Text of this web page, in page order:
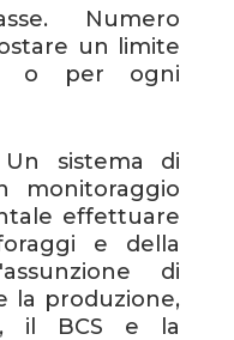
Numero
un limite
o per ogni
Un sistema di
monitoraggio
effettuare
e della
di
la produzione,
il BCS e la